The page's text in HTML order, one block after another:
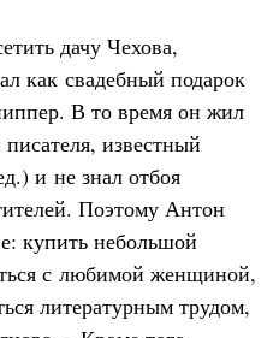
дачу Чехова,
как свадебный подарок
В то время он жил
известный
и не знал отбоя
Поэтому Антон
купить небольшой
с любимой женщиной,
литературным трудом,